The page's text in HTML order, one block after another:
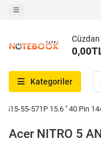
Cüzdan
Kategoriler
55-571P 15.6 '' 40 Pin
Acer NITRO 5